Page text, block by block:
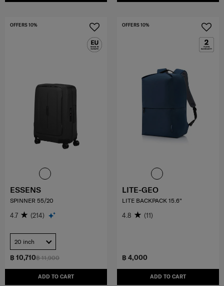
฿ 11,900
฿ 10,710
ADD TO CART
OFFERS 10%
ESSENS
SPINNER 55/20
4.7 (214)
20 inch
฿ 4,000
ADD TO CART
OFFERS 10%
LITE-GEO
LITE BACKPACK 15.6"
4.8 (11)